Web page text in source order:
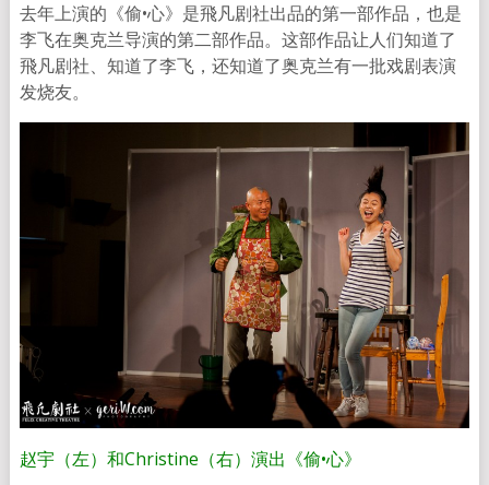
去年上演的《偷•心》是飛凡剧社出品的第一部作品，也是
李飞在奥克兰导演的第二部作品。这部作品让人们知道了
飛凡剧社、知道了李飞，还知道了奥克兰有一批戏剧表演
发烧友。
赵宇（左）和Christine（右）演出《偷•心》